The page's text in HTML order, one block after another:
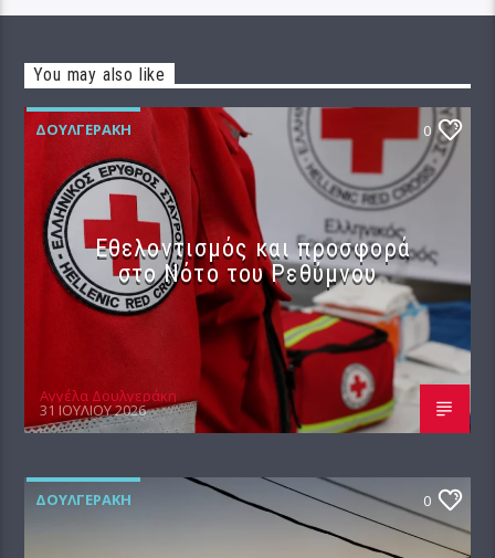
You may also like
ΔΟΥΛΓΕΡΆΚΗ 0
Εθελοντισμός και προσφορά
στο Νότο του Ρεθύμνου
Αγγέλα Δουλγεράκη
31 ΙΟΥΛΊΟΥ 2026
ΔΟΥΛΓΕΡΆΚΗ 0